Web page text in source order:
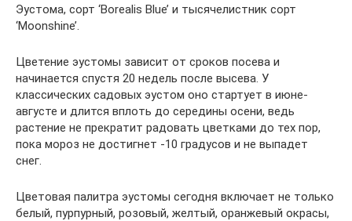
Эустома, сорт ‘Borealis Blue’ и тысячелистник сорт
‘Moonshine’.
Цветение эустомы зависит от сроков посева и
начинается спустя 20 недель после высева. У
классических садовых эустом оно стартует в июне-
августе и длится вплоть до середины осени, ведь
растение не прекратит радовать цветками до тех пор,
пока мороз не достигнет -10 градусов и не выпадет
снег.
Цветовая палитра эустомы сегодня включает не только
белый, пурпурный, розовый, желтый, оранжевый окрасы,